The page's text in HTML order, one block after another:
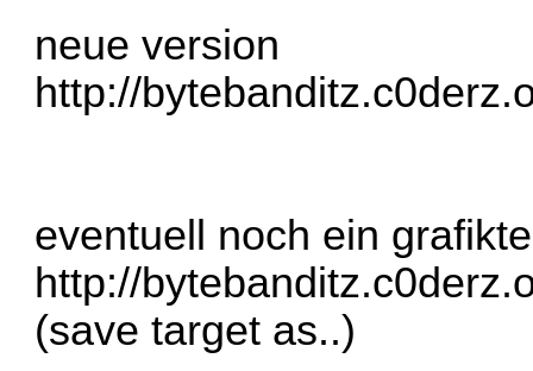
neue version
http://
eventuell noch ein
http://
(save target as..)